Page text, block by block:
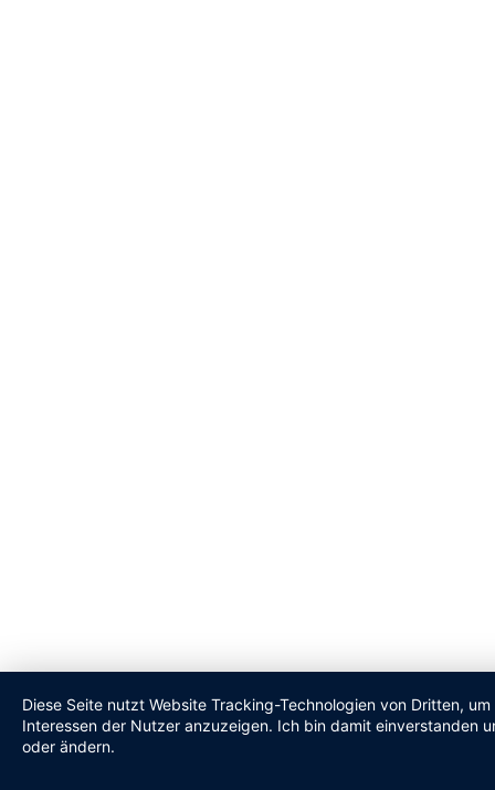
Diese Seite nutzt Website Tracking-Technologien von Dritten,
Interessen der Nutzer anzuzeigen. Ich bin damit einverstanden
oder ändern.